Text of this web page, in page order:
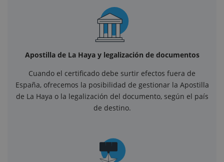
Apostilla de La Haya y legalización de documentos
Cuando el certificado debe surtir efectos fuera de
España, ofrecemos la posibilidad de gestionar la Apostilla
de La Haya o la legalización del documento, según el país
de destino.